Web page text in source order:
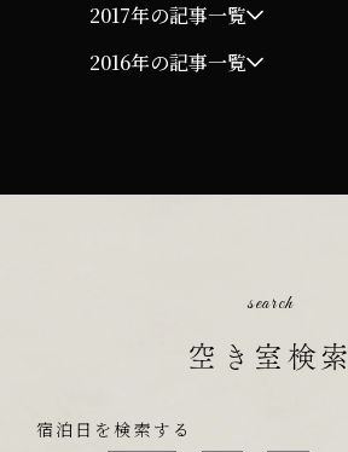
2017年の記事一覧
2016年の記事一覧
search
空き室検索
宿泊日を検索する